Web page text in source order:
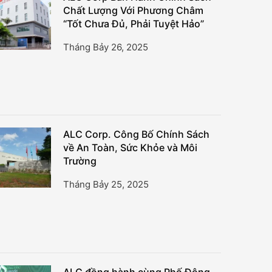
Chất Lượng Với Phương Châm
“Tốt Chưa Đủ, Phải Tuyệt Hảo”
Tháng Bảy 26, 2025
ALC Corp. Công Bố Chính Sách
về An Toàn, Sức Khỏe và Môi
Trường
Tháng Bảy 25, 2025